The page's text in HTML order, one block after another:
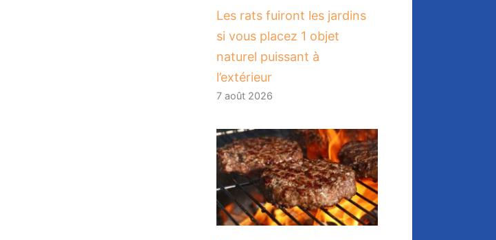
Les rats fuiront les jardins
si vous placez 1 objet
naturel puissant à
l’extérieur
7 août 2026